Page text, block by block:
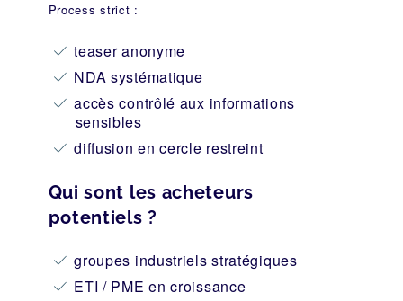
Process strict :
teaser anonyme
NDA systématique
accès contrôlé aux informations
sensibles
diffusion en cercle restreint
Qui sont les acheteurs
potentiels ?
groupes industriels stratégiques
ETI / PME en croissance